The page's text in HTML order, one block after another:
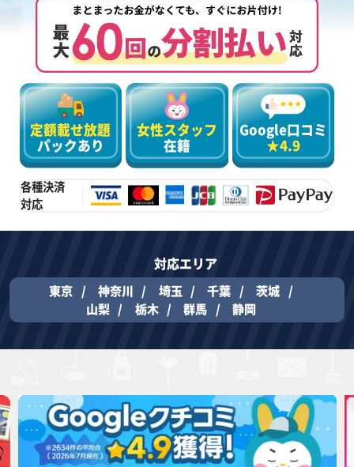
定額載せ放題
パックあり
女性スタッフ
在籍
Google口コミ
★4.9
各種決済
対応
対応エリア
東京 神奈川 埼玉 千葉
茨城
山梨
栃木 群馬 静岡